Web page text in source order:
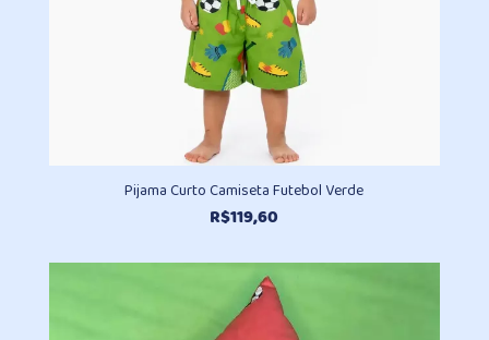
Pijama Curto Camiseta Futebol Verde
R$119,60